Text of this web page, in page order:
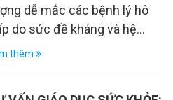
dễ mắc các bệnh lý hô
do sức đề kháng và hệ
dịch suy giảm. Khi thời
thêm